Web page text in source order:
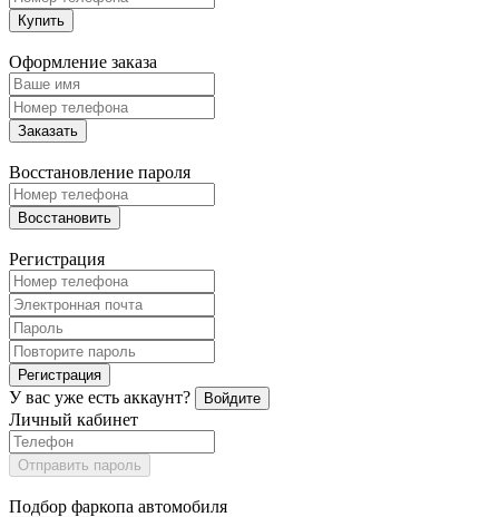
Купить
Оформление заказа
Заказать
Восстановление пароля
Восстановить
Регистрация
Регистрация
У вас уже есть аккаунт? Войдите
Личный кабинет
Отправить пароль
Подбор фаркопа автомобиля